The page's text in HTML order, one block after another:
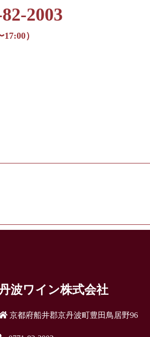
2003
17:00）
波ワイン株式会社
京都府船井郡京丹波町豊田鳥居野96